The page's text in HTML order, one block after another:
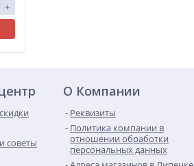
+
советы
О Компании
Реквизиты
Политика компании в
отношении обработки
персональных данных